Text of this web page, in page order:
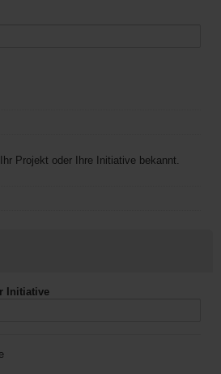
Projekt oder Ihre Initiative bekannt.
Initiative